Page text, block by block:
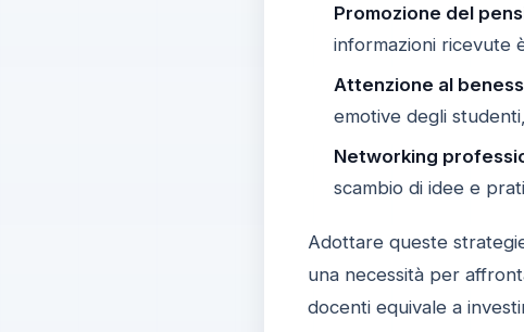
Promozione del
informazioni ricevute
Attenzione al
emotive degli
Networking
scambio di idee e
Adottare queste
una necessità per
docenti equivale a